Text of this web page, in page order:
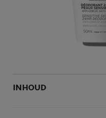
INHOUD